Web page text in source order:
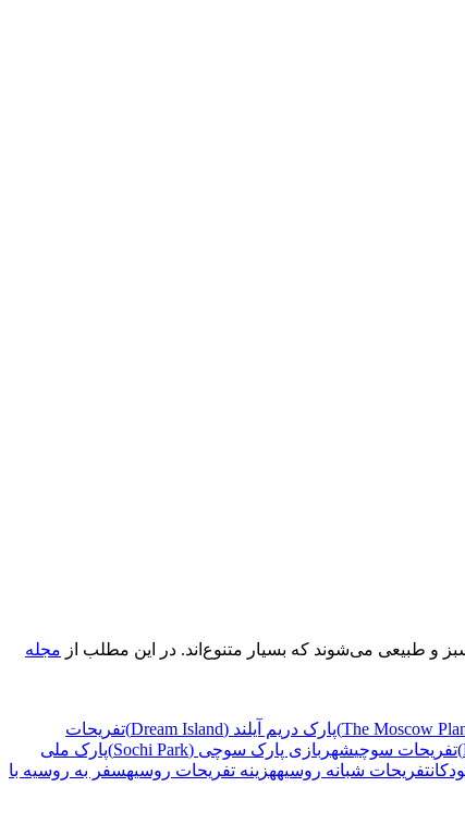
طبیعی می‌شوند که بسیار متنوع‌اند. در این مطلب از مجله
پارک دریم آیلند (Dream Island)
تفریحات
تفریحات سوچیشهربازی پارک سوچی (Sochi Park)
پارک ملی
تفریحات شبانه روسیههزینه تفریحات روسیهسفر به روسیه با